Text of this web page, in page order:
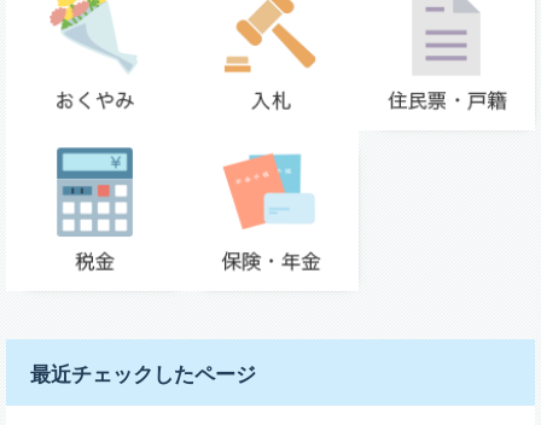
最近チェックしたページ